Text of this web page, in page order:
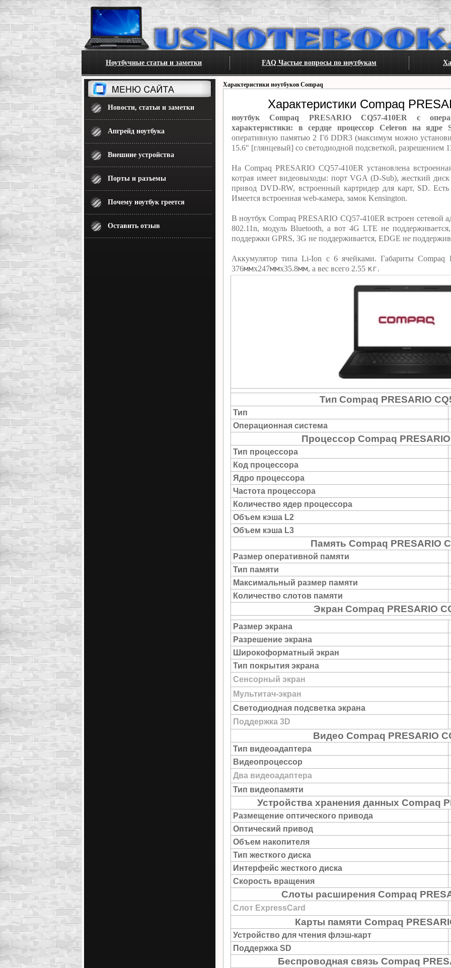
Ноутбучные статьи и заметки FAQ Частые вопросы по ноутбукам
Новости, статьи и заметки
Апгрейд ноутбука
Внешние устройства
Порты и разъемы
Почему ноутбук греется
Оставить отзыв
Характеристики ноутбуков Compaq
Характеристики Compaq
ноутбук Compaq PRESARIO CQ57-410ER с
характеристики: в сердце процессор Celeron на ядре
оперативную памятью 2 Гб DDR3 (максимум можно
15.6" [глянцевый] со светодиодной подсветкой, разрешением
На Compaq PRESARIO CQ57-410ER установлена
котрая имеет видеовыходы: порт VGA (D-Sub), жесткий
привод DVD-RW, встроенный картридер для карт, SD.
Имеется встроенная web-камера, замок Kensington.
В ноутбук Compaq PRESARIO CQ57-410ER встроен сетевой
802.11n, модуль Bluetooth, а вот 4G LTE не
поддержки GPRS, 3G не поддерживается, EDGE не
Аккумулятор типа Li-Ion c 6 ячейками. Габариты Compaq
376ммх247ммх35.8мм, а вес всего 2.55 кг.
Тип Compaq PRESARIO
Тип
Операционная система
Процессор Compaq
Тип процессора
Код процессора
Ядро процессора
Частота процессора
Количество ядер процессора
Объем кэша L2
Объем кэша L3
Память Compaq PRESARIO
Размер оперативной памяти
Тип памяти
Максимальный размер памяти
Количество слотов памяти
Экран Compaq PRESARIO
Размер экрана
Разрешение экрана
Широкоформатный экран
Тип покрытия экрана
Сенсорный экран
Мультитач-экран
Светодиодная подсветка экрана
Поддержка 3D
Видео Compaq PRESARIO
Тип видеоадаптера
Видеопроцессор
Два видеоадаптера
Тип видеопамяти
Устройства хранения данных Compaq
Размещение оптического привода
Оптический привод
Объем накопителя
Тип жесткого диска
Интерфейс жесткого диска
Скорость вращения
Слоты расширения Compaq
Слот ExpressCard
Карты памяти Compaq
Устройство для чтения флэш-карт
Поддержка SD
Беспроводная связь Compaq